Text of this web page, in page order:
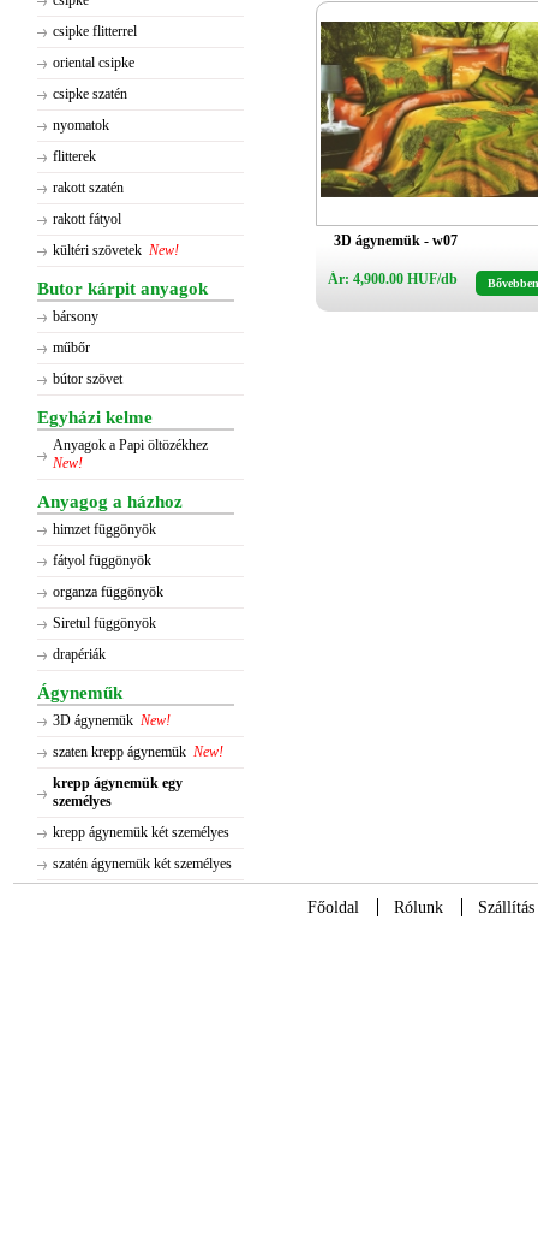
csipke flitterrel
oriental csipke
csipke szatén
nyomatok
flitterek
rakott szatén
rakott fátyol
kültéri szövetek New!
Butor kárpit anyagok
bársony
műbőr
bútor szövet
Egyházi kelme
Anyagok a Papi öltözékhez
New!
Anyagog a házhoz
himzet függönyök
fátyol függönyök
organza függönyök
Siretul függönyök
drapériák
Ágyneműk
3D ágynemük New!
szaten krepp ágynemük New!
krepp ágynemük egy
személyes
krepp ágynemük két személyes
szatén ágynemük két személyes
3D ágynemük - w07
Ár: 4,900.00 HUF/db Bővebben
Főoldal Rólunk Szállítás